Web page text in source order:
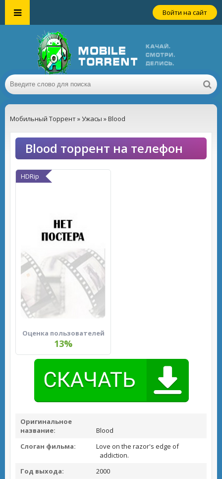
Войти на сайт
Мобильный Торрент»Ужасы » Blood
Blood торрент на телефон
HDRip
Оценка пользователей
13%
Оригинальное
название:
Blood
Слоган фильма:
Love on the razor's edge of
addiction.
Год выхода:
2000